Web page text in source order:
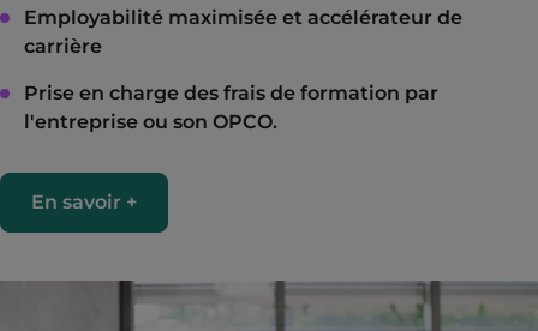
Employabilité maximisée et accélérateur de
carrière
Prise en charge des frais de formation par
l'entreprise ou son OPCO.
En savoir +